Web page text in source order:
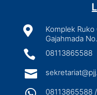

Komplek Ruko
Gajahmada
 08113865588

08113865588